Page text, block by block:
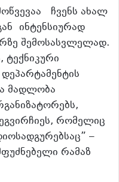
ჩვენს ახალ
ინტენსიურად
შემოსასვლელად.
ტექნიკური
მადლობა
რომელიც
–
რამაზ